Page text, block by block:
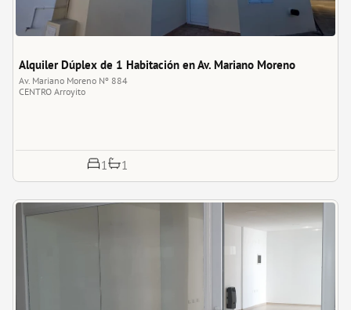
Alquiler Dúplex de 1 Habitación en Av. Mariano Moreno
Av. Mariano Moreno Nº 884
CENTRO Arroyito
1 1